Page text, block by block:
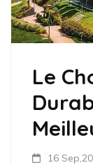
Le
16